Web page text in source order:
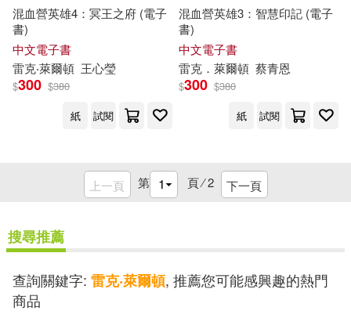
混血營英雄4：冥王之府 (電子
書)
中文電子書
雷克‧萊爾頓 王心瑩
$300 $380
紙
試閱
混血營英雄3：智慧印記 (電子
書)
中文電子書
雷克 ．萊爾頓 蔡青恩
$300 $380
紙
試閱
上一頁 第 頁 ⁄2 下一頁
搜尋推薦
查詢關鍵字: 雷克‧萊爾頓, 推薦您可能感興趣的熱門
商品